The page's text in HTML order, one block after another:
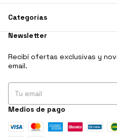
Categorías
Newsletter
Recibí ofertas exclusivas y
email.
Medios de pago